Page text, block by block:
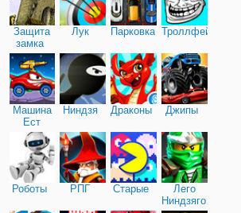
Защита
замка
Лук Парковка Троллфейс
Машина
Ест
Машину
Ниндзя Драконы Джипы
Роботы РПГ Старые
Лего
Ниндзяго